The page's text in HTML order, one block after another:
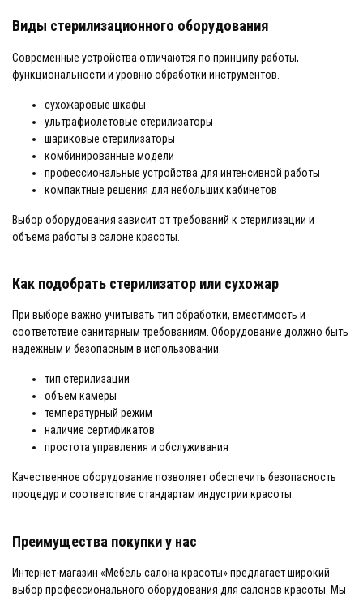
Виды стерилизационного оборудования
Современные устройства отличаются по принципу работы,
функциональности и уровню обработки инструментов.
сухожаровые шкафы
ультрафиолетовые стерилизаторы
шариковые стерилизаторы
комбинированные модели
профессиональные устройства для интенсивной работы
компактные решения для небольших кабинетов
Выбор оборудования зависит от требований к стерилизации и
объема работы в салоне красоты.
Как подобрать стерилизатор или сухожар
При выборе важно учитывать тип обработки, вместимость и
соответствие санитарным требованиям. Оборудование должно быть
надежным и безопасным в использовании.
тип стерилизации
объем камеры
температурный режим
наличие сертификатов
простота управления и обслуживания
Качественное оборудование позволяет обеспечить безопасность
процедур и соответствие стандартам индустрии красоты.
Преимущества покупки у нас
Интернет-магазин «Мебель салона красоты» предлагает широкий
выбор профессионального оборудования для салонов красоты. Мы